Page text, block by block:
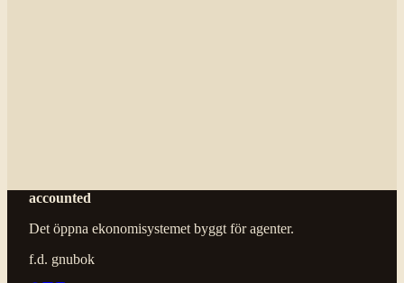
accounted
Det öppna ekonomisystemet byggt för agenter.
f.d. gnubok